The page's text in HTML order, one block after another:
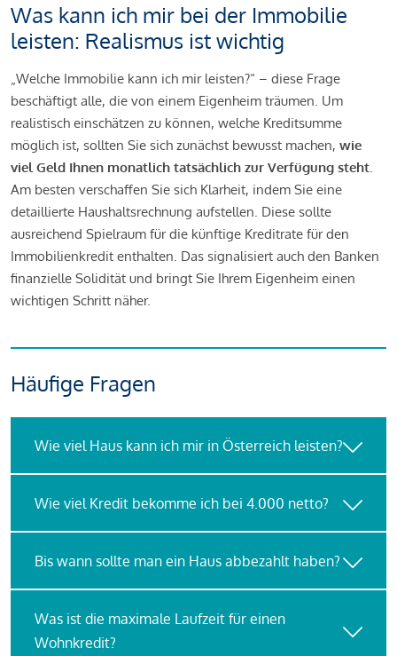
Was kann ich mir bei der Immobilie
leisten: Realismus ist wichtig
„Welche Immobilie kann ich mir leisten?“ – diese Frage
beschäftigt alle, die von einem Eigenheim träumen. Um
realistisch einschätzen zu können, welche Kreditsumme
möglich ist, sollten Sie sich zunächst bewusst machen, wie
viel Geld Ihnen monatlich tatsächlich zur Verfügung steht.
Am besten verschaffen Sie sich Klarheit, indem Sie eine
detaillierte Haushaltsrechnung aufstellen. Diese sollte
ausreichend Spielraum für die künftige Kreditrate für den
Immobilienkredit enthalten. Das signalisiert auch den Banken
finanzielle Solidität und bringt Sie Ihrem Eigenheim einen
wichtigen Schritt näher.
Häufige Fragen
Wie viel Haus kann ich mir in Österreich leisten?
Wie viel Kredit bekomme ich bei 4.000 netto?
Bis wann sollte man ein Haus abbezahlt haben?
Was ist die maximale Laufzeit für einen
Wohnkredit?